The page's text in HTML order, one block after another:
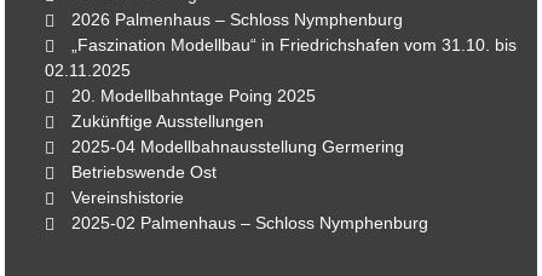
2026 Palmenhaus – Schloss Nymphenburg
„Faszination Modellbau“ in Friedrichshafen vom 31.10. bis
02.11.2025
20. Modellbahntage Poing 2025
Zukünftige Ausstellungen
2025-04 Modellbahnausstellung Germering
Betriebswende Ost
Vereinshistorie
2025-02 Palmenhaus – Schloss Nymphenburg